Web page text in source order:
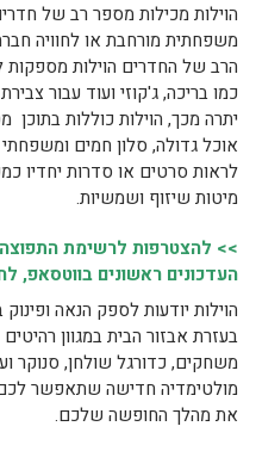
הוילות מכילות מספר רב של
משפחתית מורחבת או לחוויה
הרב של החדרים הוילות
כמו בריכה, ג'קוזי ועוד עבור
יתרה מכך, הוילות כוללות
אוכל גדולה, סלון חמים
לראות סרטים או סדרות יחדיו
מיטות שיזוף ושמשיות.
>> להצטרפות לרשימת
העדכונים ראשונים בווטסאפ,
הוילות יודעות לספק הנאה
בעזרת אבזור הבית במגוון
משחקים, כדורגל שולחן, סנוקר
מולטימדיה חדישה שתאפשר
את מהלך החופשה שלכם.